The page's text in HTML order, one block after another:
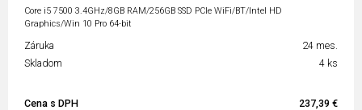
Core i5 7500 3.4GHz/8GB RAM/256GB SSD PCIe WiFi/BT/Intel HD
Graphics/Win 10 Pro 64-bit
Záruka
24 mes.
Skladom
4 ks
Cena s DPH 237,39 €